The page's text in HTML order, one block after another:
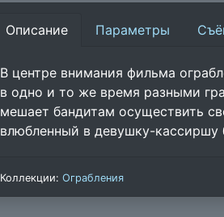
Описание Параметры
В центре внимания фильма
в одно и то же время разными
мешает бандитам осуществить
влюбленный в девушку-кассиршу
Коллекции: Ограбления